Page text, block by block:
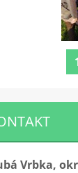
Vrbka,